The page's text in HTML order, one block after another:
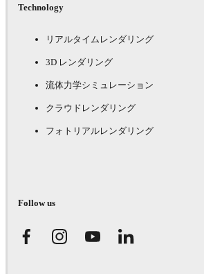
Technology
リアルタイムレンダリング
3D レンダリング
流体力学シミュレーション
クラウドレンダリング
フォトリアルレンダリング
Follow us